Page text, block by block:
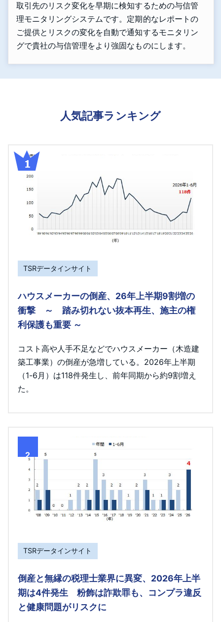
取引先のリスク変化を早期に検知するための与信管
理モニタリングシステムです。定期的なレポートの
ご提供とリスクの変化を自動で通知するモニタリン
グで貴社の与信管理をより強固なものにします。
人気記事ランキング
TSRデータインサイト
ハウスメーカーの倒産、26年上半期9割増の
衝撃 ～ 踏み切れない抜本再生、施主の権
利保護も重要 ～
コスト高や人手不足などでハウスメーカー（木造建
築工事業）の倒産が急増している。2026年上半期
（1-6月）は118件発生し、前年同期から約9割増え
た。
2
TSRデータインサイト
倒産と無縁の税理士業界に異変、2026年上半
期は4件発生 粉飾は詐欺罪も、コンプラ違反
と健康問題がリスクに